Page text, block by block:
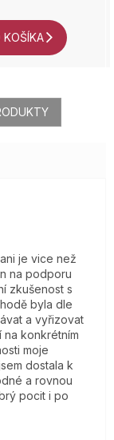
KOŠÍKA
je vice než
na podporu
zkušenost s
byla dle
a vyřizovat
konkrétním
moje
dostala k
a rovnou
pocit i po